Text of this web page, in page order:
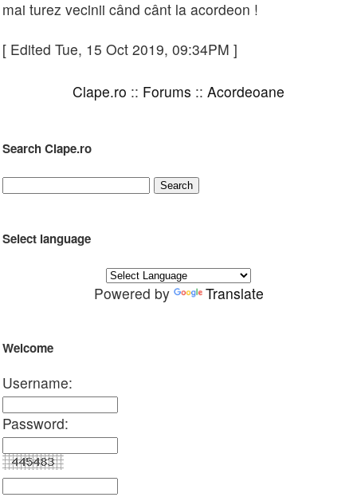
mai turez vecinii când cânt la acordeon !
[ Edited Tue, 15 Oct 2019, 09:34PM ]
Clape.ro :: Forums :: Acordeoane
Search Clape.ro
Select language
Powered by Translate
Welcome
Username:
Password: